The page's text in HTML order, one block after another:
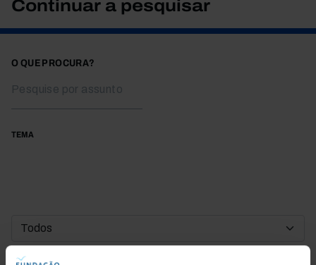
Continuar a pesquisar
O QUE PROCURA?
TEMA